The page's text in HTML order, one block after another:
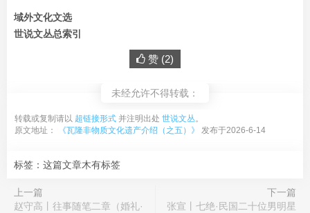
域外文化文选
世说文丛总索引
赞 (2)
未经允许不得转载：
转载或复制请以 超链接形式 并注明出处 世说文丛。
原文地址：
《瓦隆非物质文化遗产介绍（之五）》 发布于2026-6-14
标签：这篇文章木有标签
上一篇
赵守高丨往事随笔二章（婚礼·
下一篇
张宣丨七绝·民国二十位男明星